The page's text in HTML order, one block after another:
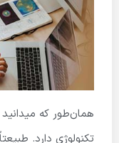
همان‌طور که
تکنولوژی دارد.